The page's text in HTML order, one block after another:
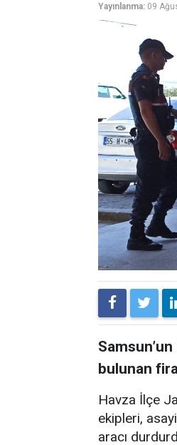
Yayınlanma: 09
bulunan
Havza İlçe
ekipleri,
aracı